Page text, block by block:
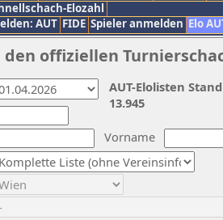
Elozahl
AUT FIDE Spieler anmelden Elo
offiziellen
Vorname
AUT-Elolisten
13.945